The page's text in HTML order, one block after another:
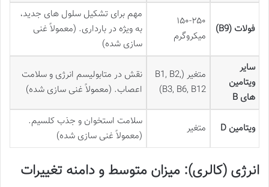
فولات (B9)
۱۵۰-۲۵۰
میکروگرم
مهم برای تشکیل سلول های جدید،
به ویژه در بارداری. (معمولاً غنی
سازی شده)
سایر
ویتامین
های B
متغیر (B1, B2,
B3, B6, B12)
نقش در متابولیسم انرژی و سلامت
اعصاب. (معمولاً غنی سازی شده)
ویتامین D متغیر
سلامت استخوان و جذب کلسیم.
(معمولاً غنی سازی شده)
انرژی (کالری): میزان متوسط و دامنه تغییرات